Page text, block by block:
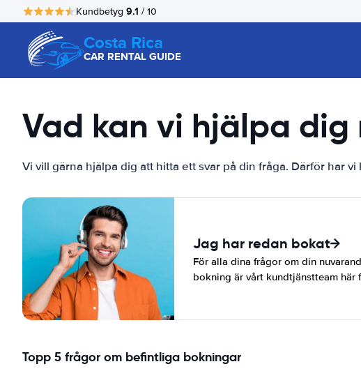
Kundbetyg 9.1 / 10
Costa Rica
CAR RENTAL GUIDE
Vad kan vi hjälpa dig
Vi vill gärna hjälpa dig att hitta ett svar på din fråga. Därför har
Jag har redan bokat
För alla dina frågor om din
bokning är vårt kundtjänstteam här
Topp 5 frågor om befintliga bokningar